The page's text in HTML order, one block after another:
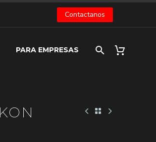
Contactanos
PARA EMPRESAS